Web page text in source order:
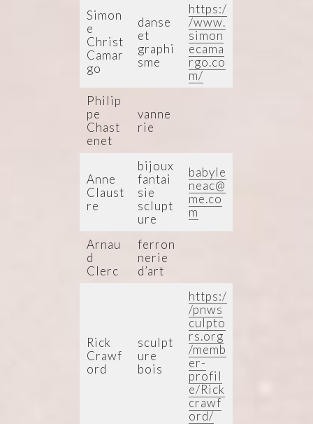
Simon
e
Christ
Camar
go
danse
et
graphi
sme
https:/
/www.
simon
ecama
rgo.co
m/
Philip
pe
Chast
enet
vanne
rie
Anne
Claust
re
bijoux
fantai
sie
sclupt
ure
babyle
neac@
me.co
m
Arnau
d
Clerc
ferron
nerie
d’art
Rick
Crawf
ord
sculpt
ure
bois
https:/
/pnws
culpto
rs.org
/memb
er-
profil
e/Rick
crawf
ord/